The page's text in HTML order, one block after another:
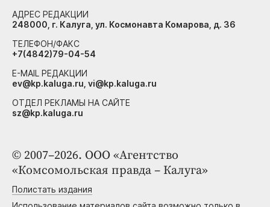
© 2007–2026. ООО «Агентство
«Комсомольская правда – Калуга»
Полистать издания
АДРЕС РЕДАКЦИИ
248000, г. Калуга, ул. Космонавта Комарова, д. 36
ТЕЛЕФОН/ФАКС
+7(4842)79-04-54
E-MAIL РЕДАКЦИИ
ev@kp.kaluga.ru, vi@kp.kaluga.ru
ОТДЕЛ РЕКЛАМЫ НА САЙТЕ
sz@kp.kaluga.ru